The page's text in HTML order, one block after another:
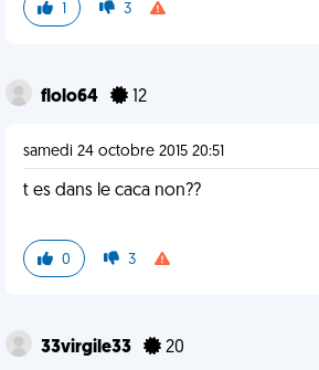
1 3
flolo64 12
samedi 24 octobre 2015 20:51
t es dans le caca non??
0 3
33virgile33 20